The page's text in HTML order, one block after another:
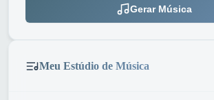
Gerar Música
Meu Estúdio de Música